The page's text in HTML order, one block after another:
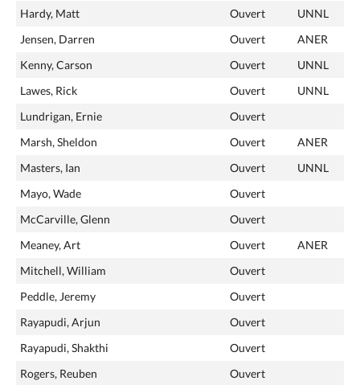
Hardy, Matt
Ouvert
UNNL
Jensen, Darren
Ouvert
ANER
Kenny, Carson
Ouvert
UNNL
Lawes, Rick
Ouvert
UNNL
Lundrigan, Ernie
Ouvert
Marsh, Sheldon
Ouvert
ANER
Masters, Ian
Ouvert
UNNL
Mayo, Wade
Ouvert
McCarville, Glenn
Ouvert
Meaney, Art
Ouvert
ANER
Mitchell, William
Ouvert
Peddle, Jeremy
Ouvert
Rayapudi, Arjun
Ouvert
Rayapudi, Shakthi
Ouvert
Rogers, Reuben
Ouvert